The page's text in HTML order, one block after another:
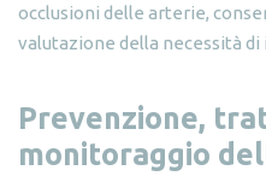
occlusioni delle arterie,
valutazione della necessità
Prevenzione,
monitoraggio